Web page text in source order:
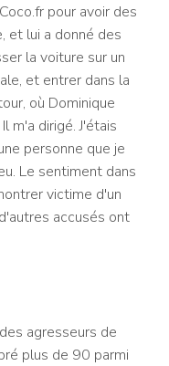
pour avoir des
et lui a donné des
la voiture sur un
et entrer dans la
où Dominique
m'a dirigé. J'étais
personne que je
Le sentiment dans
victime d'un
accusés ont
agresseurs de
plus de 90 parmi